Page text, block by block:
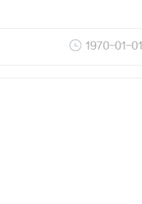
1970-01-01